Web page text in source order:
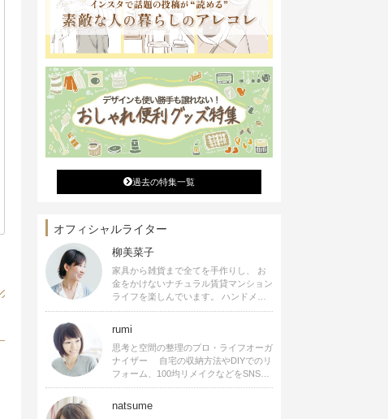
過去の特集一覧
オフィシャルライター
柳美菜子
家具から雑貨まで全てを手作りし、 お
金をかけないナチュラル賃貸マンション
ライフを楽しんでいます。 ハンドメイ
ド雑貨やインテリアに関する著書も出
ます。
rumi
思考と空間の整理のプロ・ライフオーガ
ナイザー 自宅の収納方法やDIYでのリ
フォーム、100均リメイクなどをSNSで
公開中。 収納やリメイク、インテリア
シピ提供、店舗プロデュース 2016年９
natsume